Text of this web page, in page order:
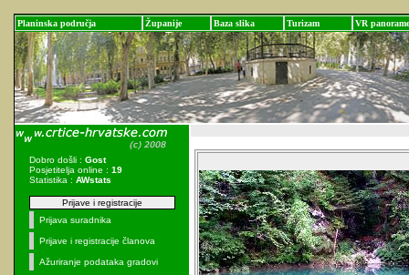
Planinska područja Županije Baza slika Turizam VR panorame
Dobro došli : Gost
Posjetitelja online : 19
Statistika : AWstats
Prijave i registracije
Prijava suradnika
Prijave i registracije članova
Ažuriranje podataka gradovi